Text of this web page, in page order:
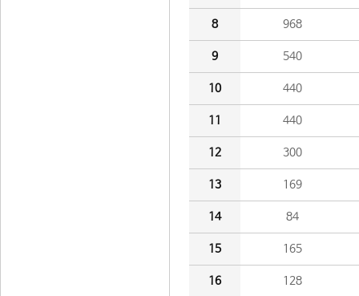
8 968
9 540
10 440
11 440
12 300
13 169
14 84
15 165
16 128